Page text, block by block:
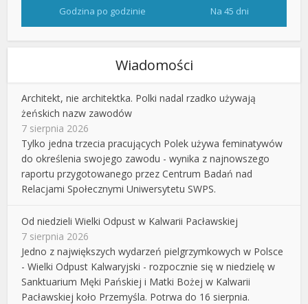
Godzina po godzinie Na 45 dni
Wiadomości
Architekt, nie architektka. Polki nadal rzadko używają
żeńskich nazw zawodów
7 sierpnia 2026
Tylko jedna trzecia pracujących Polek używa feminatywów
do określenia swojego zawodu - wynika z najnowszego
raportu przygotowanego przez Centrum Badań nad
Relacjami Społecznymi Uniwersytetu SWPS.
Od niedzieli Wielki Odpust w Kalwarii Pacławskiej
7 sierpnia 2026
Jedno z największych wydarzeń pielgrzymkowych w Polsce
- Wielki Odpust Kalwaryjski - rozpocznie się w niedzielę w
Sanktuarium Męki Pańskiej i Matki Bożej w Kalwarii
Pacławskiej koło Przemyśla. Potrwa do 16 sierpnia.